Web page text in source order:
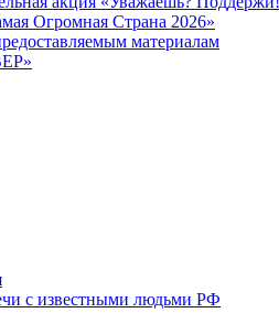
Огромная Страна 2026»
материалам
с известными людьми РФ